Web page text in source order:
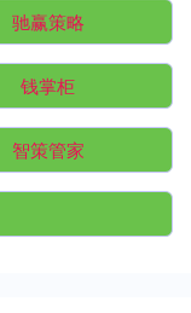
驰赢策略
钱掌柜
智策管家